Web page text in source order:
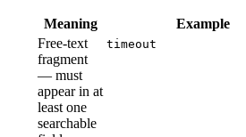
Meaning Example
Free-text
fragment
— must
appear in at
least one
searchable
timeout